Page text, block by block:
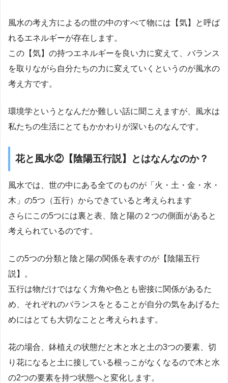
風水の考え方によるの世の中のすべて物には【気】と呼ば
れるエネルギーが存在します。
この【気】の持つエネルギーを良い力に変えて、バランス
を取りながら自分たちの力に変えていくというのが風水の
考え方です。
環境学というとなんだか難しい話に聞こえますが、風水は
私たちの生活にとてもかかわりが深いものなんです。
花と風水②【陰陽五行説】とはなんなのか？
風水では、世の中にある全てのものが「火・土・金・水・
木」の5つ（五行）からできていると考えられます
さらにこの5つには裏と表、陰と陽の２つの側面があると
考えられているのです。
この5つの分類と陰と陽の関係を表すのが【陰陽五行
説】。
五行は物だけではなく方角や色とも密接に関係があるた
め、それぞれのバランスをとることが自分の気をあげるた
めにはとても大切なことと考えられます。
花の場合、鉢植えの状態だと木と水と土の3つの要素、切
り花になると土に接している根っこがなくなるので木と水
の2つの要素を持つ状態へと変化します。